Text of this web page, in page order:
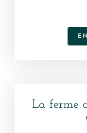
La ferme